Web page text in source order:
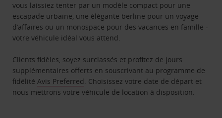
vous laissiez tenter par un modèle compact pour une
escapade urbaine, une élégante berline pour un voyage
d’affaires ou un monospace pour des vacances en famille -
votre véhicule idéal vous attend.
Clients fidèles, soyez surclassés et profitez de jours
supplémentaires offerts en souscrivant au programme de
fidélitéAvis Preferred. Choisissez votre date de départ et
nous mettrons votre véhicule de location à disposition.